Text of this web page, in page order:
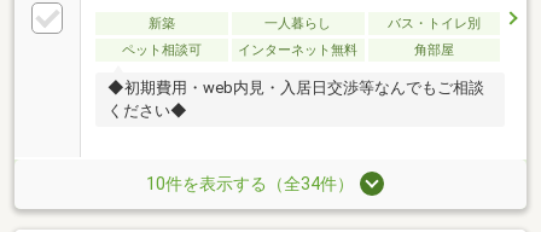
新築 一人暮らし
バス・トイレ別
ペット相談可
インターネット無料 角部屋
◆初期費用・web内見・入居日交渉等なんでもご相談
ください◆
10件を表示する（全34件）